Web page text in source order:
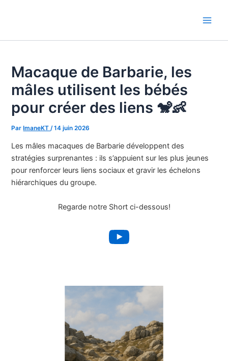
Macaque de Barbarie, les
mâles utilisent les bébés
pour créer des liens 🐒👶
ParImaneKT /14 juin 2026
Les mâles macaques de Barbarie développent des
stratégies surprenantes : ils s’appuient sur les plus jeunes
pour renforcer leurs liens sociaux et gravir les échelons
hiérarchiques du groupe.
Regarde notre Short ci-dessous!
YouTube